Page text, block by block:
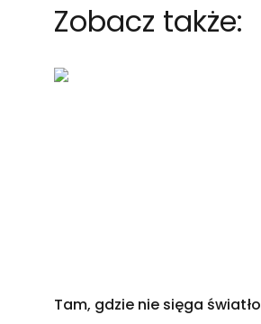
Zobacz także:
Tam, gdzie nie sięga światło